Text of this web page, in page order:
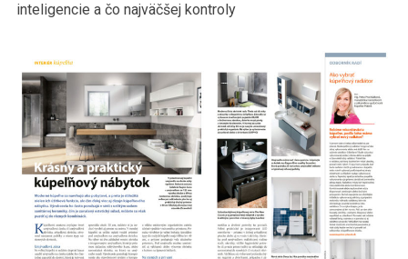
inteligencie a čo najväčšej kontroly